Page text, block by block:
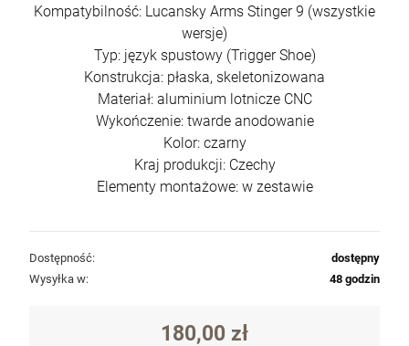
Kompatybilność: Lucansky Arms Stinger 9 (wszystkie
wersje)
Typ: język spustowy (Trigger Shoe)
Konstrukcja: płaska, skeletonizowana
Materiał: aluminium lotnicze CNC
Wykończenie: twarde anodowanie
Kolor: czarny
Kraj produkcji: Czechy
Elementy montażowe: w zestawie
Dostępność:
dostępny
Wysyłka w:
48 godzin
180,00 zł